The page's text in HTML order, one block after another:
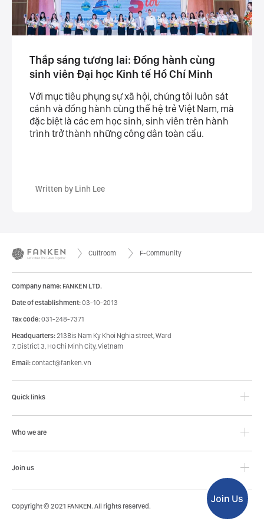
Thắp sáng tương lai: Đồng hành cùng
sinh viên Đại học Kinh tế Hồ Chí Minh
Với mục tiêu phụng sự xã hội, chúng tôi luôn sát
cánh và đồng hành cùng thế hệ trẻ Việt Nam, mà
đặc biệt là các em học sinh, sinh viên trên hành
trình trở thành những công dân toàn cầu.
Written by Linh Lee
Cultroom F-Community
Company name: FANKEN LTD.
Date of establishment:03-10-2013
Tax code:031-248-7371
Headquarters:213Bis Nam Ky Khoi Nghia street, Ward
7, District 3, Ho Chi Minh City, Vietnam
Email:contact@fanken.vn
Quick links
Who we are
Join us
Copyright © 2021 FANKEN. All rights reserved.